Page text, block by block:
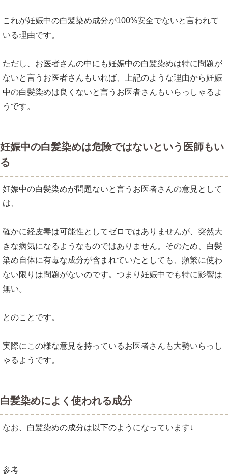
これが妊娠中の白髪染め成分が100%安全でないと言われて
いる理由です。
ただし、お医者さんの中にも妊娠中の白髪染めは特に問題が
ないと言うお医者さんもいれば、上記のような理由から妊娠
中の白髪染めは良くないと言うお医者さんもいらっしゃるよ
うです。
妊娠中の白髪染めは危険ではないという医師もい
る
妊娠中の白髪染めが問題ないと言うお医者さんの意見として
は、
確かに経皮毒は可能性としてゼロではありませんが、突然大
きな病気になるようなものではありません。そのため、白髪
染め自体に有毒な成分が含まれていたとしても、頻繁に使わ
ない限りは問題がないのです。つまり妊娠中でも特に影響は
無い。
とのことです。
実際にこの様な意見を持っているお医者さんも大勢いらっし
ゃるようです。
白髪染めによく使われる成分
なお、白髪染めの成分は以下のようになっています↓
参考